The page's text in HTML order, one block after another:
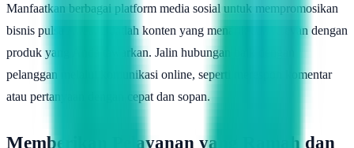
Manfaatkan berbagai platform media sosial untuk mempromosikan
bisnis pulsa Anda. Buatlah konten yang menarik dan relevan dengan
produk yang Anda tawarkan. Jalin hubungan baik dengan
pelanggan melalui komunikasi online, seperti merespon komentar
atau pertanyaan dengan cepat dan sopan.
Memberikan Pelayanan yang Ramah dan